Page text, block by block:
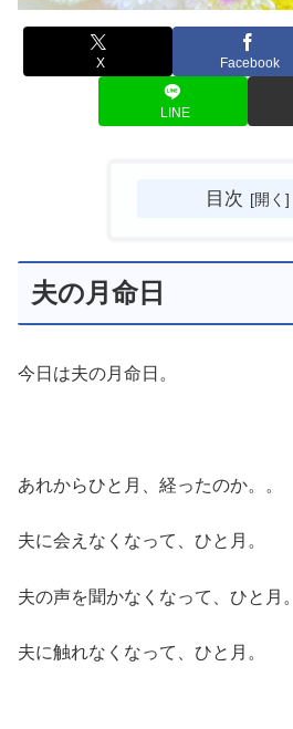
X Facebook
LINE
目次
夫の月命日
今日は夫の月命日。
あれからひと月、経ったのか。。
夫に会えなくなって、ひと月。
夫の声を聞かなくなって、ひと月。
夫に触れなくなって、ひと月。